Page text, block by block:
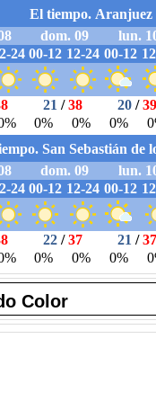
Color